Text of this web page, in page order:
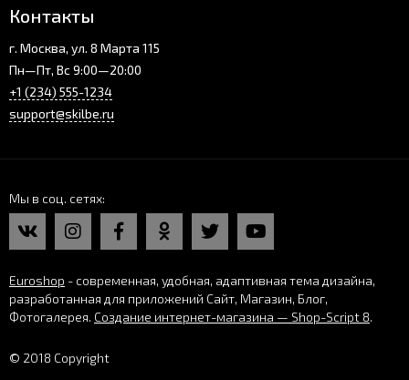
Контакты
г. Москва, ул. 8 Марта 115
Пн—Пт, Вс 9:00—20:00
+1 (234) 555-1234
support@skilbe.ru
Мы в соц. сетях
Euroshop - современная, удобная, адаптивная тема дизайна,
разработанная для приложений Сайт, Магазин, Блог,
Фотогалерея. Создание интернет-магазина — Shop-Script 8.
© 2018 Copyright